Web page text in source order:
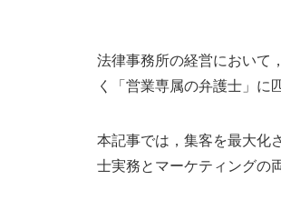
法律事務所の経営において
く「営業専属の弁護士」に
本記事では，集客を最大化
士実務とマーケティングの